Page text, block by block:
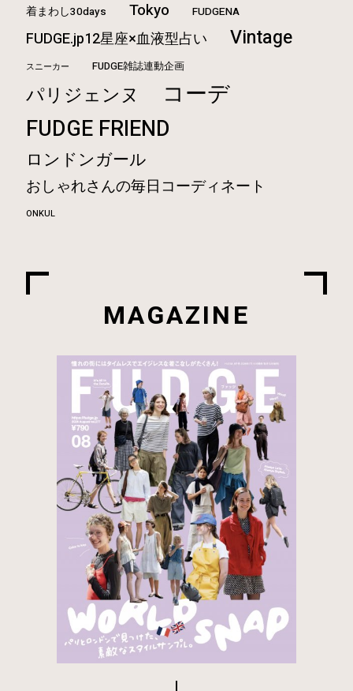
着まわし30days Tokyo FUDGENA
FUDGE.jp12星座×血液型占い Vintage
スニーカー FUDGE雑誌連動企画
パリジェンヌ
コーデ
FUDGE FRIEND
ロンドンガール
おしゃれさんの毎日コーディネート
ONKUL
MAGAZINE